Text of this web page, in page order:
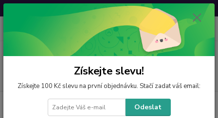
Svatovavřinecká sleva: 20 % s kódemVAVRINEC20
Menu
CZK 0
za
Novinky
Bismutová miska 11 cm – originální kovová dekorace s
krystalickou strukturou
Získejte slevu!
Získejte 100 Kč slevu na první objednávku. Stačí zadat váš email:
Odeslat